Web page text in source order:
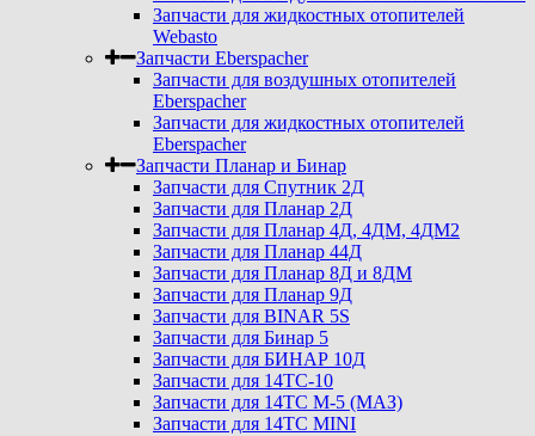
Запчасти для жидкостных отопителей
Webasto
Запчасти Eberspacher
Запчасти для воздушных отопителей
Eberspacher
Запчасти для жидкостных отопителей
Eberspacher
Запчасти Планар и Бинар
Запчасти для Спутник 2Д
Запчасти для Планар 2Д
Запчасти для Планар 4Д, 4ДМ, 4ДМ2
Запчасти для Планар 44Д
Запчасти для Планар 8Д и 8ДМ
Запчасти для Планар 9Д
Запчасти для BINAR 5S
Запчасти для Бинар 5
Запчасти для БИНАР 10Д
Запчасти для 14ТС-10
Запчасти для 14ТС М-5 (МАЗ)
Запчасти для 14ТС MINI